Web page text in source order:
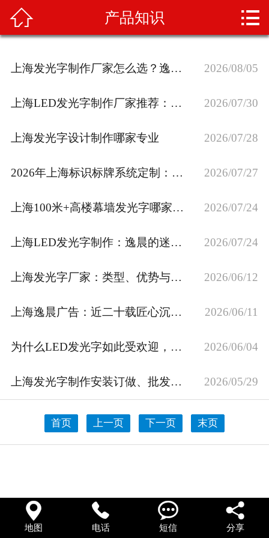
新闻资讯
案例展示
业务范围
产品知识
 产品知识 
上海发光字制作厂家怎么选？逸晨广告工艺与材质解析 2026/08/05
上海LED发光字制作厂家推荐：如何选到高性价比供应商？ 2026/07/30
上海发光字设计制作哪家专业 2026/07/28
2026年上海标识标牌系统定制：导视设计与工程落地全流程 2026/07/27
上海100米+高楼幕墙发光字哪家安全？逸晨符合上海户外招牌规 2026/07/24
上海LED发光字制作：逸晨的迷你字/背光字/超级字全解析 2026/07/24
上海发光字厂家：类型、优势与制作工艺大揭秘 2026/06/12
上海逸晨广告：近二十载匠心沉淀，重塑户外门头视觉新标杆 2026/06/11
为什么LED发光字如此受欢迎，上海广告发光字制作公司推荐 2026/06/04
上海发光字制作安装订做、批发及直销厂家推荐 2026/05/29
首页 上一页 下一页 末页

地图

电话

短信

分享